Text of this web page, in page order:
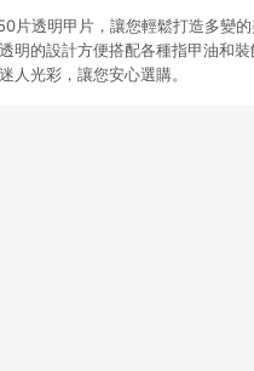
透明甲片，讓您輕鬆打造多變
明的設計方便搭配各種指甲油和
人光彩，讓您安心選購。